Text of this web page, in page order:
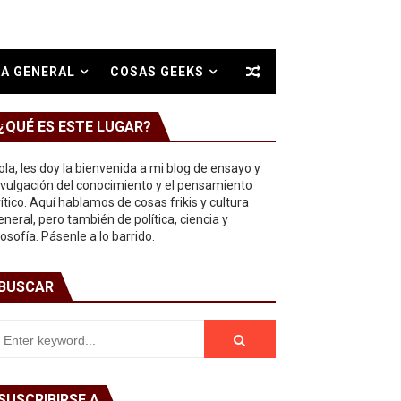
GENERAL COSAS GEEKS
ES ESTE LUGAR?
les doy la bienvenida a mi blog de ensayo y
del conocimiento y el pensamiento
Aquí hablamos de cosas frikis y cultura
pero también de política, ciencia y
Pásenle a lo barrido.